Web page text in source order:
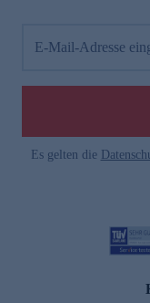
E-Mail-Adresse
Es gelten die